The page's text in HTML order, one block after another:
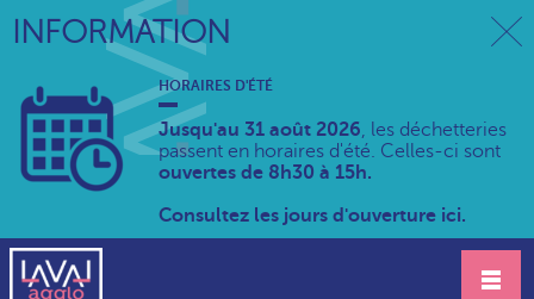
INFORMATION
HORAIRES D'ÉTÉ
Jusqu'au 31 août 2026, les déchetteries
passent en horaires d'été. Celles-ci sont
ouvertes de 8h30 à 15h.
Consultez les jours d'ouverture ici.